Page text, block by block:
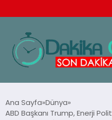
Ana Sayfa Dünya
ABD Başkanı Trump, Enerji